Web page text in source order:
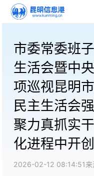
市委常委班
生活会暨中
项巡视昆明
民主生活会
聚力真抓实
化进程中开
2026-02-12 08:14:51